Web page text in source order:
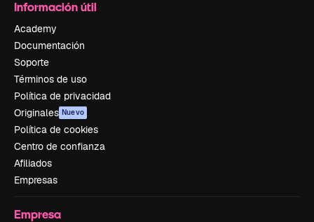
Información útil
Academy
Documentación
Soporte
Términos de uso
Política de privacidad
Originales Nuevo
Política de cookies
Centro de confianza
Afiliados
Empresas
Empresa